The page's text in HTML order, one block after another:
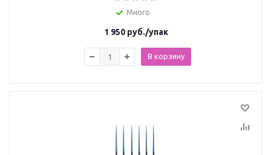
Много
1 950руб./упак
В корзину